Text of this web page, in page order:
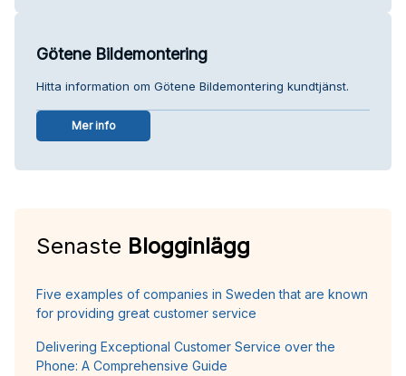
Götene Bildemontering
Hitta information om Götene Bildemontering kundtjänst.
Mer info
Senaste Blogginlägg
Five examples of companies in Sweden that are known
for providing great customer service
Delivering Exceptional Customer Service over the
Phone: A Comprehensive Guide